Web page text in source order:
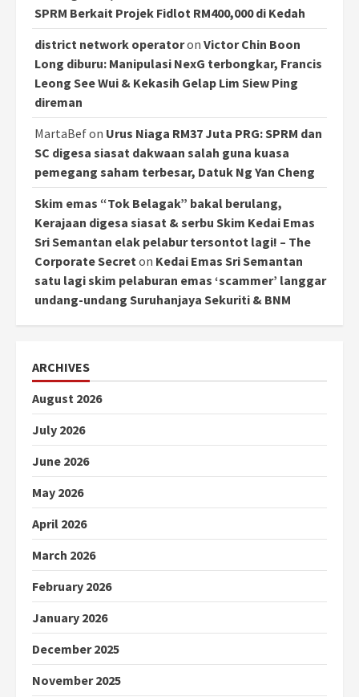
SPRM Berkait Projek Fidlot RM400,000 di Kedah
district network operatoron Victor Chin Boon
Long diburu: Manipulasi NexG terbongkar, Francis
Leong See Wui & Kekasih Gelap Lim Siew Ping
direman
MartaBefon Urus Niaga RM37 Juta PRG: SPRM dan
SC digesa siasat dakwaan salah guna kuasa
pemegang saham terbesar, Datuk Ng Yan Cheng
Skim emas “Tok Belagak” bakal berulang,
Kerajaan digesa siasat & serbu Skim Kedai Emas
Sri Semantan elak pelabur tersontot lagi! – The
Corporate Secreton Kedai Emas Sri Semantan
satu lagi skim pelaburan emas ‘scammer’ langgar
undang-undang Suruhanjaya Sekuriti & BNM
ARCHIVES
August 2026
July 2026
June 2026
May 2026
April 2026
March 2026
February 2026
January 2026
December 2025
November 2025